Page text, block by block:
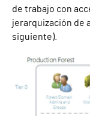
de trabajo con
jerarquización de
siguiente).